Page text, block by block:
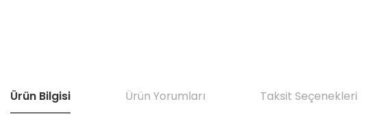
Ürün Bilgisi Ürün Yorumları Taksit Seçenekleri